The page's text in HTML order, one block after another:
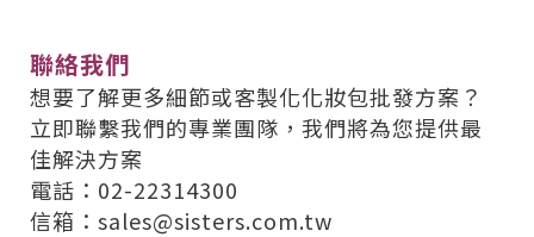
聯絡我們
想要了解更多細節或客製化化妝包批發方案？
立即聯繫我們的專業團隊，我們將為您提供最
佳解決方案
電話：02-22314300
信箱：sales@sisters.com.tw